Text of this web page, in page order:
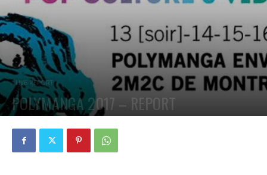
LIVE REPORT
POLYMANGA 2017 – REPORT